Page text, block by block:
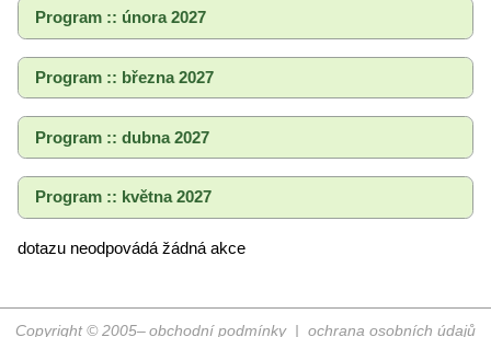
Program :: února 2027
Program :: března 2027
Program :: dubna 2027
Program :: května 2027
dotazu neodpovádá žádná akce
obchodní podmínky|ochrana osobních údajů
Copyright © 2005–